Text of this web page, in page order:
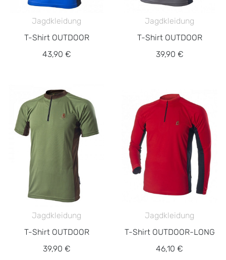
Jagdkleidung
T-Shirt OUTDOOR
43,90 €
Jagdkleidung
T-Shirt OUTDOOR
39,90 €
Jagdkleidung
T-Shirt OUTDOOR
39,90 €
Jagdkleidung
T-Shirt OUTDOOR-LONG
46,10 €